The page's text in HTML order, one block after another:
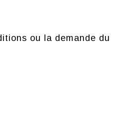
ou la demande du